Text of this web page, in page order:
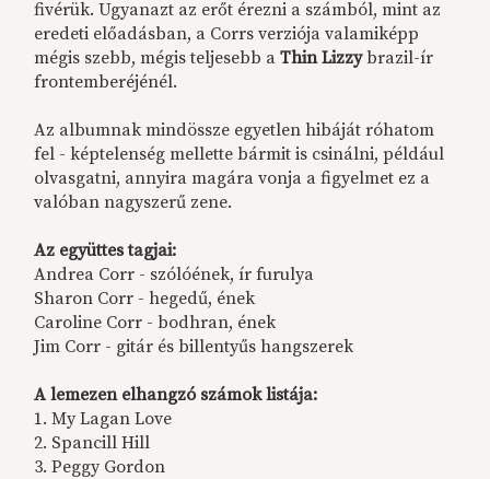
fivérük. Ugyanazt az erőt érezni a számból, mint az
eredeti előadásban, a Corrs verziója valamiképp
mégis szebb, mégis teljesebb aThin Lizzybrazil-ír
frontemberéjénél.
Az albumnak mindössze egyetlen hibáját róhatom
fel - képtelenség mellette bármit is csinálni, például
olvasgatni, annyira magára vonja a figyelmet ez a
valóban nagyszerű zene.
Az együttes tagjai:
Andrea Corr - szólóének, ír furulya
Sharon Corr - hegedű, ének
Caroline Corr - bodhran, ének
Jim Corr - gitár és billentyűs hangszerek
A lemezen elhangzó számok listája:
1. My Lagan Love
2. Spancill Hill
3. Peggy Gordon